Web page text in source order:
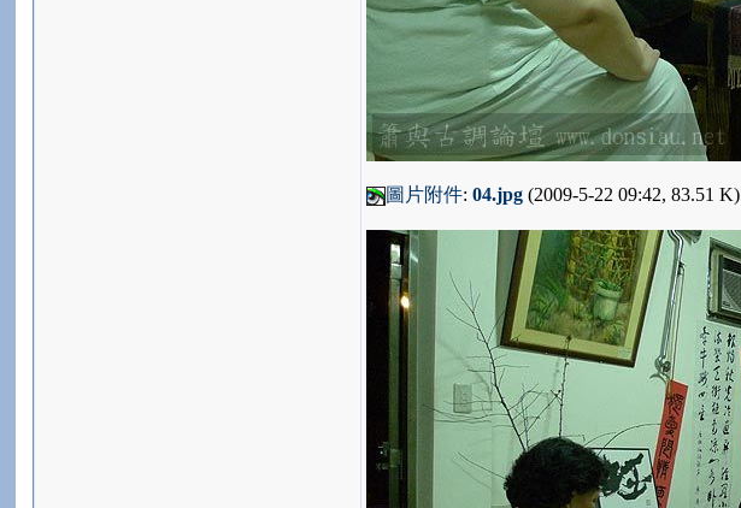
圖片附件: 04.jpg(2009-5-22 09:42, 83.51 K)